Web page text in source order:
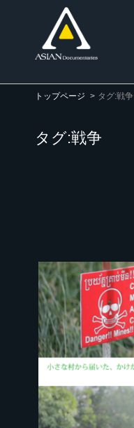
トップページ タグ:戦争
タグ:戦争